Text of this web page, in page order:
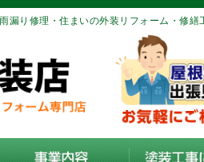
漏り修理・住まいの外装リフォーム・修